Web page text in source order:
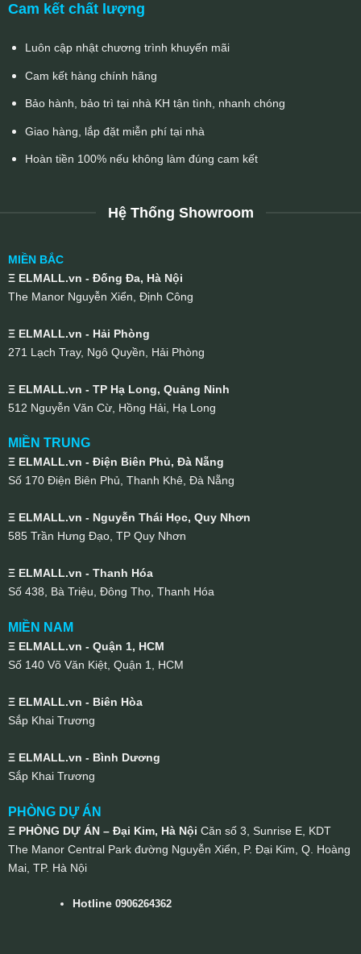
Cam kết chất lượng
Luôn cập nhật chương trình khuyến mãi
Cam kết hàng chính hãng
Bảo hành, bảo trì tại nhà KH tận tình, nhanh chóng
Giao hàng, lắp đặt miễn phí tại nhà
Hoàn tiền 100% nếu không làm đúng cam kết
Hệ Thống Showroom
MIỀN BẮC
Ξ ELMALL.vn - Đống Đa, Hà Nội
The Manor Nguyễn Xiển, Định Công
Ξ ELMALL.vn - Hải Phòng
271 Lạch Tray, Ngô Quyền, Hải Phòng
Ξ ELMALL.vn - TP Hạ Long, Quảng Ninh
512 Nguyễn Văn Cừ, Hồng Hải, Hạ Long
MIỀN TRUNG
Ξ ELMALL.vn - Điện Biên Phủ, Đà Nẵng
Số 170 Điện Biên Phủ, Thanh Khê, Đà Nẵng
Ξ ELMALL.vn - Nguyễn Thái Học, Quy Nhơn
585 Trần Hưng Đạo, TP Quy Nhơn
Ξ ELMALL.vn - Thanh Hóa
Số 438, Bà Triệu, Đông Thọ, Thanh Hóa
MIỀN NAM
Ξ ELMALL.vn - Quận 1, HCM
Số 140 Võ Văn Kiệt, Quận 1, HCM
Ξ ELMALL.vn - Biên Hòa
Sắp Khai Trương
Ξ ELMALL.vn - Bình Dương
Sắp Khai Trương
PHÒNG DỰ ÁN
Ξ PHÒNG DỰ ÁN – Đại Kim, Hà Nội Căn số 3, Sunrise E, KDT
The Manor Central Park đường Nguyễn Xiển, P. Đại Kim, Q. Hoàng
Mai, TP. Hà Nội
Hotline0906264362